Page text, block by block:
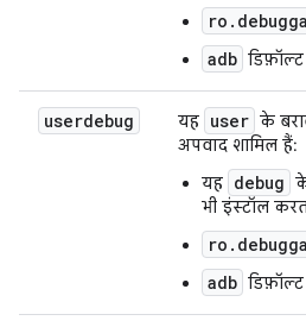
adb
userdebug यह user के
अपवाद शामिल हैं:
यह debug
भी इंस्टॉल
adb